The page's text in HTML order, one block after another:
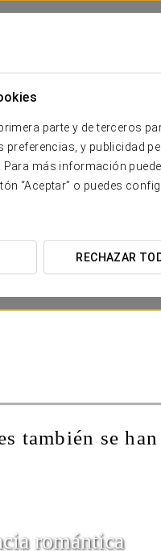
parte y de terceros
preferencias, y publicidad
Para más información
“Aceptar” o puedes
RECHAZAR
también se
romántica